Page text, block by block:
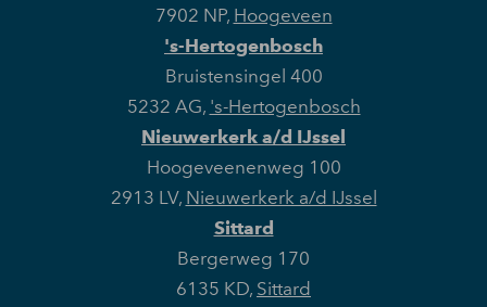
7902 NP, Hoogeveen
's-Hertogenbosch
Bruistensingel 400
5232 AG, 's-Hertogenbosch
Nieuwerkerk a/d IJssel
Hoogeveenenweg 100
2913 LV, Nieuwerkerk a/d IJssel
Sittard
Bergerweg 170
6135 KD, Sittard